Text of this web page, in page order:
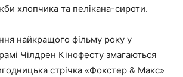
хлопчика та пелікана-сироти.
найкращого фільму року у
Чілдрен Кінофесту змагаються
стрічка «Фокстер & Макс»